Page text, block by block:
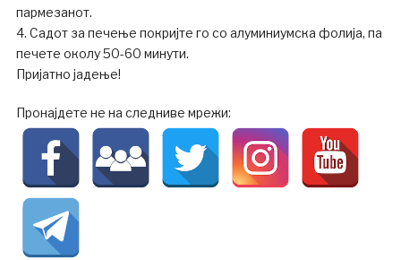
пармезанот.
4. Садот за печење покријте го со алуминиумска фолија, па
печете околу 50-60 минути.
Пријатно јадење!
Пронајдете не на следниве мрежи: